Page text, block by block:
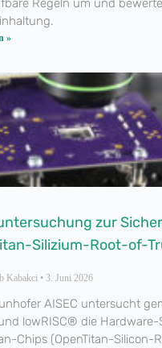
Regeln um und
»
zur
Silizium-Root-of-
Kabakci 3. Juni 2026
AISEC untersucht
lowRISC® die Hardware-
Chips (OpenTitan-Silicon-